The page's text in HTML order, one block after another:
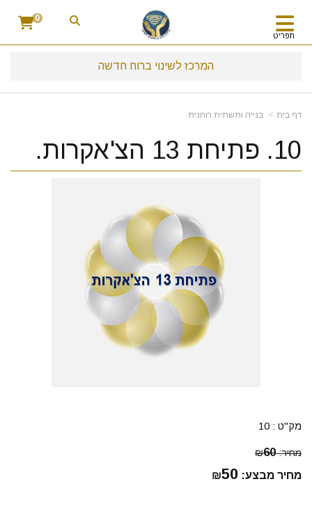
תפריט
0
המרכז לשינוי ברוח חדשה
דף בית בנייה ותשתית רוחנית
10. פתיחת 13 הצ'אקרות.
מק"ט : 10
מחיר: ₪60
מחיר מבצע: ₪50